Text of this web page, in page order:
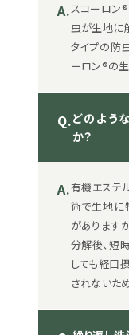
A.スコーロン
虫が生地に
タイプの防
ーロン®の
Q.どのよう
か？
A.有機エステ
術で生地に
があります
分解後、短
しても経口
されないた